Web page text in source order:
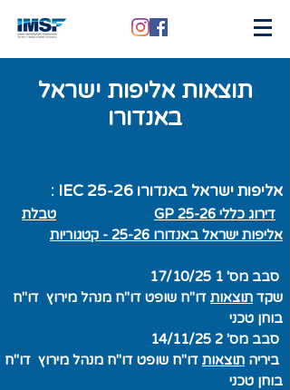
תוצאות אליפות ישראל
באנדורו
אליפות ישראל באנדורו IEC 25-26 :
דירוג כללי GP 25-26
טבלת
אליפות ישראל באנדורו 25-26 - קטגוריות
שקד תוצאות דו"ח שופט דו"ח מנהל מירוץ דו"ח
בוחן טכני
ביריה תוצאות דו"ח שופט דו"ח מנהל מירוץ דו"ח
בוחן טכני